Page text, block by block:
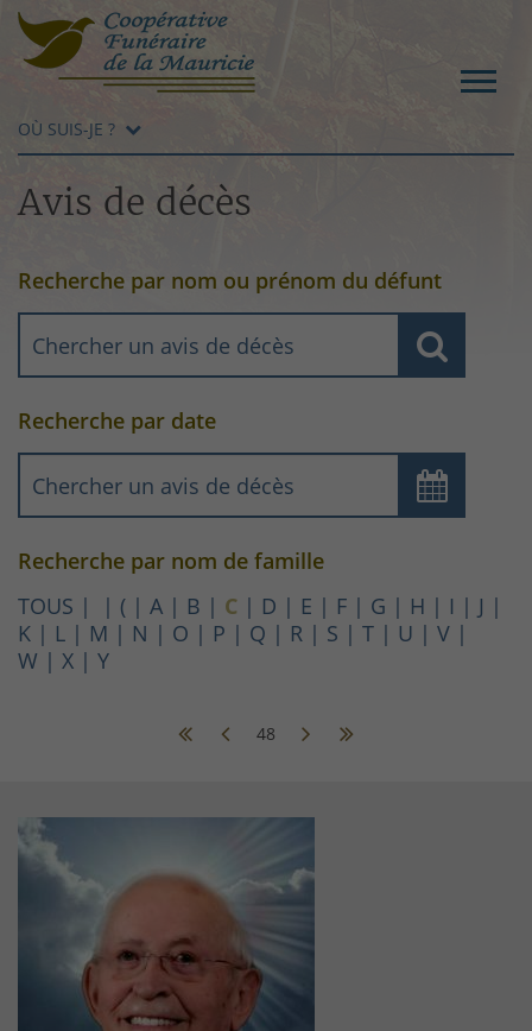
OÙ SUIS-JE ?
Avis de décès
Recherche par nom ou prénom du défunt
Recherche par date
Recherche par nom de famille
TOUS
( A B C D E F G H I
J
K
L M N O P Q R S T U
V
W
X Y
48